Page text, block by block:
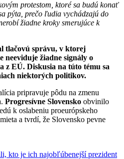
protestom, ktoré sa budú konať
pýta, prečo ľudia vychádzajú do
žiadne kroky smerujúce k
tlačovú správu, v ktorej
neeviduje žiadne signály o
z EÚ. Diskusia na túto tému sa
niektorých politikov.
pripravuje pôdu na zmenu
Progresívne Slovensko obvinilo
k oslabeniu proeurópskeho
a tvrdí, že Slovensko pevne
kto je ich najobľúbenejší prezident